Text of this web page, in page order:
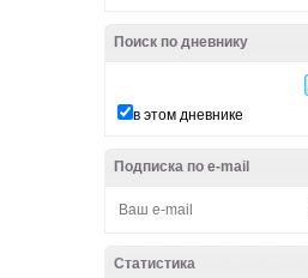
Поиск по дневнику
в этом дневнике
Подписка по e-mail
Статистика